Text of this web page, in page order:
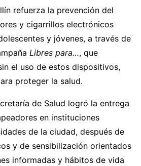
refuerza la prevención del
y cigarrillos electrónicos
y jóvenes, a través de
Libres para…, que
el uso de estos dispositivos,
proteger la salud.
de Salud logró la entrega
en instituciones
de la ciudad, después de
y de sensibilización orientados
informadas y hábitos de vida